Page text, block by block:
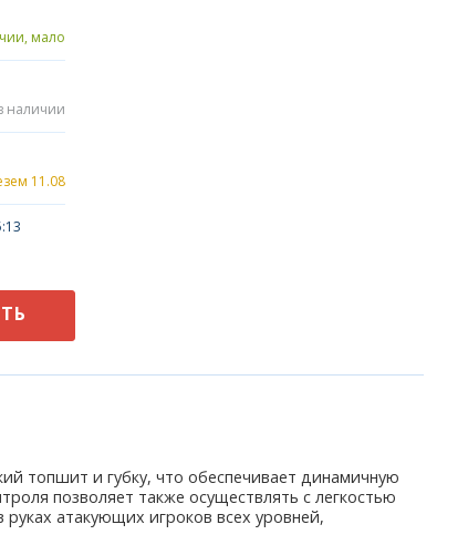
мало
наличии
11.08
топшит и губку, что обеспечивает динамичную
позволяет также осуществлять с легкостью
атакующих игроков всех уровней,